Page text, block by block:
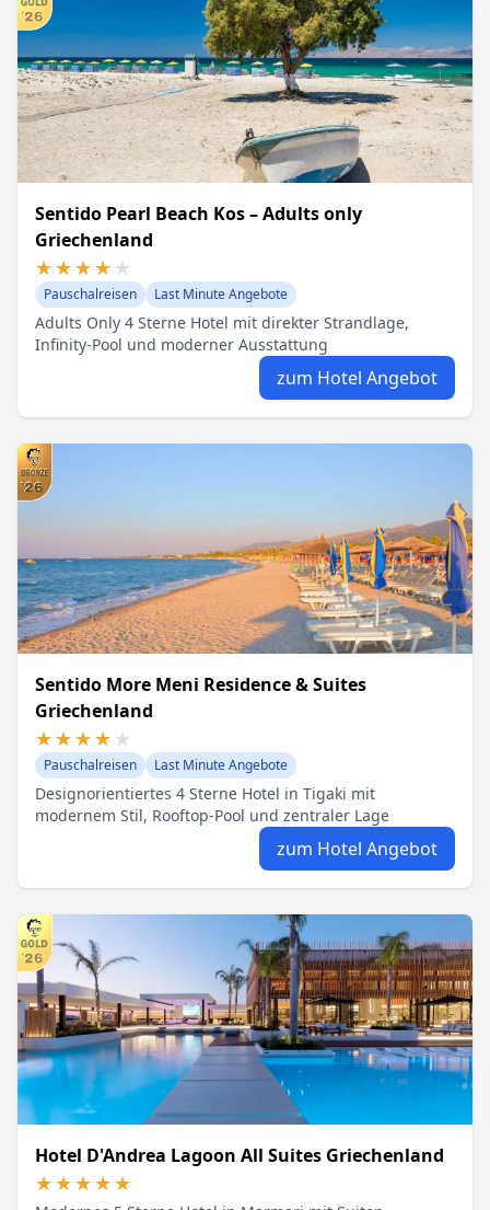
Sentido Pearl Beach Kos – Adults only
Griechenland
★★★★★
★★★★★
Pauschalreisen Last Minute Angebote
Adults Only 4 Sterne Hotel mit direkter Strandlage,
Infinity-Pool und moderner Ausstattung
zum Hotel Angebot
Sentido More Meni Residence & Suites
Griechenland
★★★★★
★★★★★
Pauschalreisen Last Minute Angebote
Designorientiertes 4 Sterne Hotel in Tigaki mit
modernem Stil, Rooftop-Pool und zentraler Lage
zum Hotel Angebot
Hotel D'Andrea Lagoon All Suites Griechenland
★★★★★
★★★★★